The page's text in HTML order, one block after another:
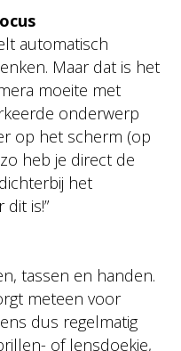
automatisch
Maar dat is het
moeite met
onderwerp
op het scherm (op
heb je direct de
het
is!”
tassen en handen.
meteen voor
dus regelmatig
of lensdoekje,